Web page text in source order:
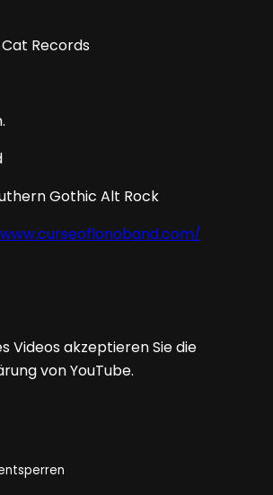
Records
Gothic Alt Rock
Videos akzeptieren Sie die
von YouTube.